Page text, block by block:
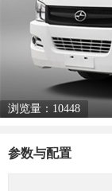
浏览量：10448
参数与配置